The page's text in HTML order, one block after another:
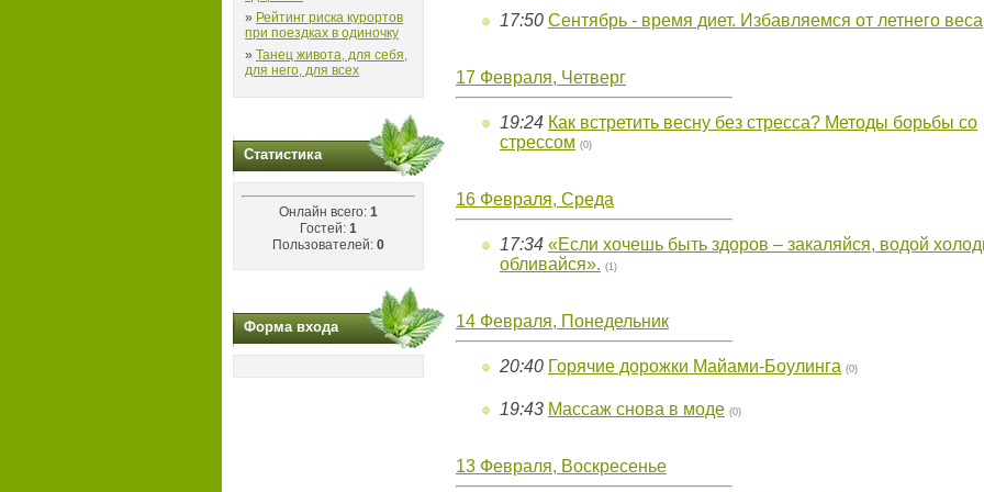
» Рейтинг риска курортов
при поездках в одиночку
» Танец живота, для себя,
для него, для всех
Статистика
Онлайн всего: 1
Гостей: 1
Пользователей: 0
Форма входа
17:50 Сентябрь - время диет. Избавляемся от летнего веса
17 Февраля, Четверг
19:24 Как встретить весну без стресса? Методы борьбы со
стрессом (0)
16 Февраля, Среда
17:34 «Если хочешь быть здоров – закаляйся, водой
обливайся». (1)
14 Февраля, Понедельник
20:40 Горячие дорожки Майами-Боулинга (0)
19:43 Массаж снова в моде (0)
13 Февраля, Воскресенье